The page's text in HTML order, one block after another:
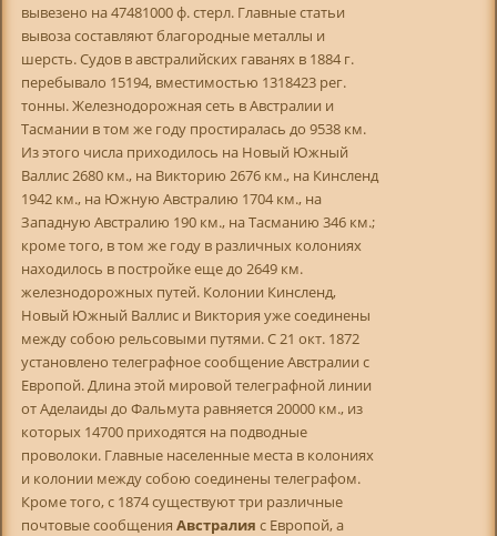
вывезено на 47481000 ф. стерл. Главные статьи
вывоза составляют благородные металлы и
шерсть. Судов в австралийских гаванях в 1884 г.
перебывало 15194, вместимостью 1318423 peг.
тонны. Железнодорожная сеть в Австралии и
Тасмании в том же году простиралась до 9538 км.
Из этого числа приходилось на Новый Южный
Валлис 2680 км., на Викторию 2676 км., на Кинсленд
1942 км., на Южную Австралию 1704 км., на
Западную Австралию 190 км., на Тасманию 346 км.;
кроме того, в том же году в различных колониях
находилось в постройке еще до 2649 км.
железнодорожных путей. Колонии Кинсленд,
Новый Южный Валлис и Виктория уже соединены
между собою рельсовыми путями. С 21 окт. 1872
установлено телеграфное сообщение Австралии с
Европой. Длина этой мировой телеграфной линии
от Аделаиды до Фальмута равняется 20000 км., из
которых 14700 приходятся на подводные
проволоки. Главные населенные места в колониях
и колонии между собою соединены телеграфом.
Кроме того, с 1874 существуют три различные
почтовые сообщения Австралия с Европой, а